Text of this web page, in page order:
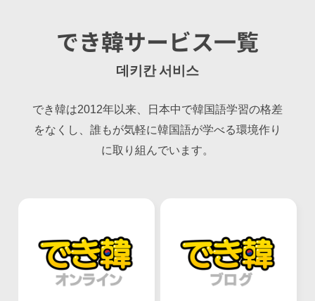
でき韓サービス一覧
데키칸 서비스
でき韓は2012年以来、日本中で韓国語学習の格差
をなくし、誰もが気軽に韓国語が学べる環境作り
に取り組んでいます。